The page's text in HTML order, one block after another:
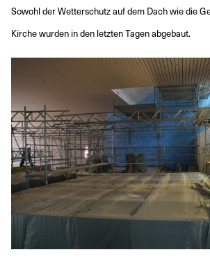
Sowohl der Wetterschutz auf dem Dach wie die
Kirche wurden in den letzten Tagen abgebaut.